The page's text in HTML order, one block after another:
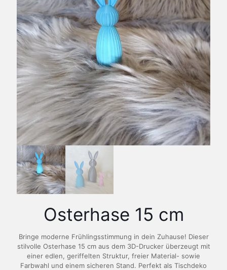
Osterhase 15 cm
Bringe moderne Frühlingsstimmung in dein Zuhause! Dieser
stilvolle Osterhase 15 cm aus dem 3D-Drucker überzeugt mit
einer edlen, geriffelten Struktur, freier Material- sowie
Farbwahl und einem sicheren Stand. Perfekt als Tischdeko